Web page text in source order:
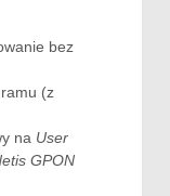
bez
(z
na User
GPON